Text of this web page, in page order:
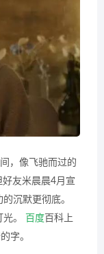
，像飞驰而过的
友米晨晨4月宣
沉默更彻底。
。
百度百科上
字。